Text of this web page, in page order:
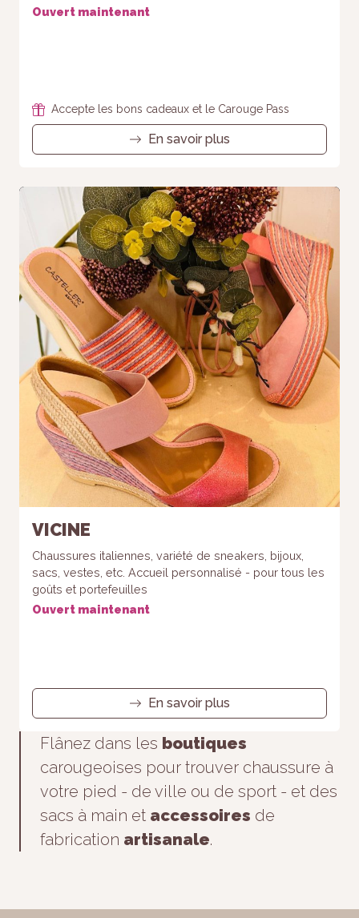
Ouvert maintenant
Accepte les bons cadeaux et le Carouge Pass
En savoir plus
VICINE
Chaussures italiennes, variété de sneakers, bijoux,
sacs, vestes, etc. Accueil personnalisé - pour tous les
goûts et portefeuilles
Ouvert maintenant
En savoir plus
Flânez dans les boutiques
carougeoises pour trouver chaussure à
votre pied - de ville ou de sport - et des
sacs à main et accessoires de
fabrication artisanale.